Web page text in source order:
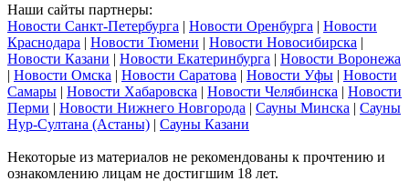
Наши сайты партнеры:
Новости Санкт-Петербурга | Новости Оренбурга | Новости
Краснодара | Новости Тюмени | Новости Новосибирска |
Новости Казани | Новости Екатеринбурга | Новости Воронежа
| Новости Омска | Новости Саратова | Новости Уфы | Новости
Самары | Новости Хабаровска | Новости Челябинска | Новости
Перми | Новости Нижнего Новгорода | Сауны Минска | Сауны
Нур-Султана (Астаны) | Сауны Казани
Некоторые из материалов не рекомендованы к прочтению и
ознакомлению лицам не достигшим 18 лет.